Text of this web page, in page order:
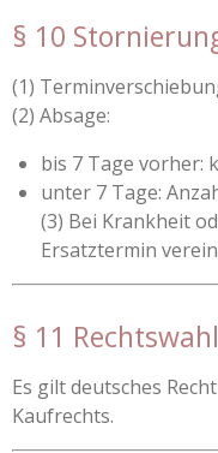
§ 10
(1)
(2) Absage:
bis 7 Tage vorher:
unter 7 Tage:
(3) Bei Krankheit
Ersatztermin
§ 11 Rechtswahl
Es gilt deutsches
Kaufrechts.